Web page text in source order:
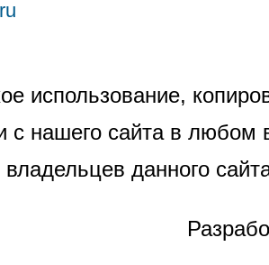
использование,
нашего сайта в любом
данного